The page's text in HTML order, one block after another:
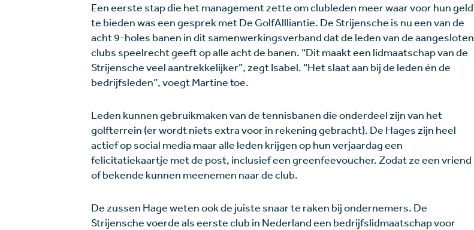
Een eerste stap die het management zette om clubleden meer waar voor hun geld
te bieden was een gesprek met De GolfAllliantie. De Strijensche is nu een van de
acht 9-holes banen in dit samenwerkingsverband dat de leden van de aangesloten
clubs speelrecht geeft op alle acht de banen. “Dit maakt een lidmaatschap van de
Strijensche veel aantrekkelijker”, zegt Isabel. “Het slaat aan bij de leden én de
bedrijfsleden”, voegt Martine toe.
Leden kunnen gebruikmaken van de tennisbanen die onderdeel zijn van het
golfterrein (er wordt niets extra voor in rekening gebracht). De Hages zijn heel
actief op social media maar alle leden krijgen op hun verjaardag een
felicitatiekaartje met de post, inclusief een greenfeevoucher. Zodat ze een vriend
of bekende kunnen meenemen naar de club.
De zussen Hage weten ook de juiste snaar te raken bij ondernemers. De
Strijensche voerde als eerste club in Nederland een bedrijfslidmaatschap voor